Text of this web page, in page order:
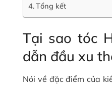
Tổng kết
Tại sao tóc
dẫn đầu xu
Nói về đặc điểm của